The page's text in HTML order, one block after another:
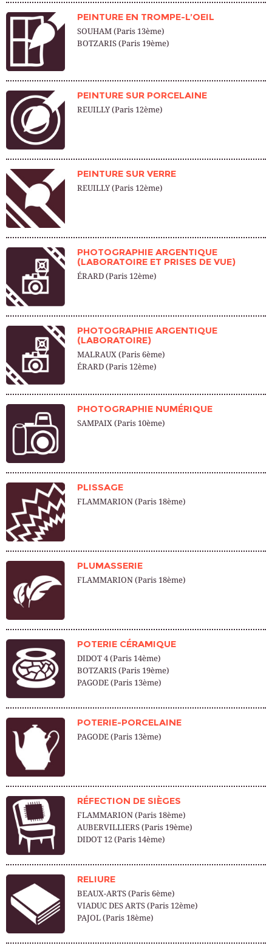
PEINTURE EN TROMPE-L’OEIL
SOUHAM (Paris 13ème)
BOTZARIS (Paris 19ème)
PEINTURE SUR PORCELAINE
REUILLY (Paris 12ème)
PEINTURE SUR VERRE
REUILLY (Paris 12ème)
PHOTOGRAPHIE ARGENTIQUE
(LABORATOIRE ET PRISES DE VUE)
ÉRARD (Paris 12ème)
PHOTOGRAPHIE ARGENTIQUE
(LABORATOIRE)
MALRAUX (Paris 6ème)
ÉRARD (Paris 12ème)
PHOTOGRAPHIE NUMÉRIQUE
SAMPAIX (Paris 10ème)
PLISSAGE
FLAMMARION (Paris 18ème)
PLUMASSERIE
FLAMMARION (Paris 18ème)
POTERIE CÉRAMIQUE
DIDOT 4 (Paris 14ème)
BOTZARIS (Paris 19ème)
PAGODE (Paris 13ème)
POTERIE-PORCELAINE
PAGODE (Paris 13ème)
RÉFECTION DE SIÈGES
FLAMMARION (Paris 18ème)
AUBERVILLIERS (Paris 19ème)
DIDOT 12 (Paris 14ème)
RELIURE
BEAUX-ARTS (Paris 6ème)
VIADUC DES ARTS (Paris 12ème)
PAJOL (Paris 18ème)